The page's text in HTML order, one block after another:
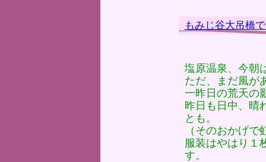
もみじ谷大吊橋
塩原温泉、今朝
ただ、まだ風が
一昨日の荒天の
昨日も日中、晴
とも。
（そのおかげ
服装はやはり１
す。